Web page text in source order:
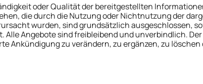
oder Qualität der bereitgestellten
die durch die Nutzung oder Nichtnutzung der
wurden, sind grundsätzlich ausgeschlossen,
Angebote sind freibleibend und unverbindlich.
Ankündigung zu verändern, zu ergänzen, zu löschen